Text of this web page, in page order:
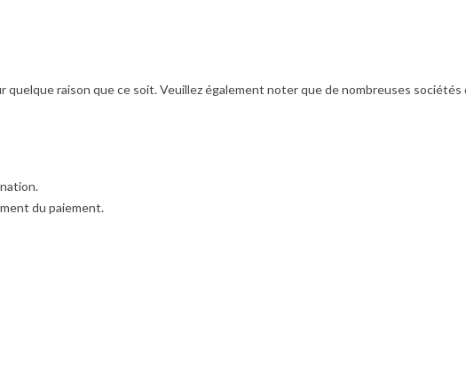
raison que ce soit. Veuillez également noter que de nombreuses
du paiement.